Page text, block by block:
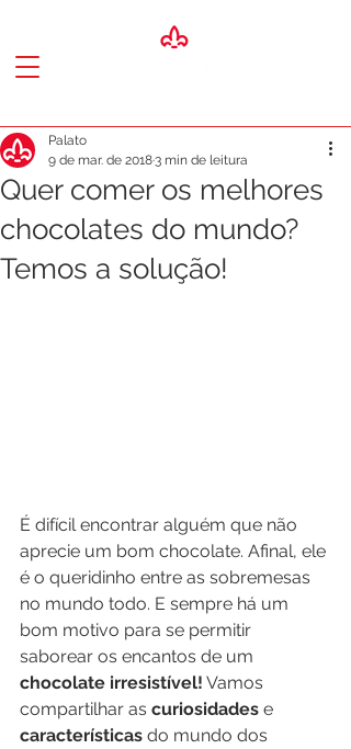
Quer comer os melhores
chocolates do mundo?
Temos a solução!
Palato
9 de mar. de 20183 min de leitura
É difícil encontrar alguém que não
aprecie um bom chocolate. Afinal, ele
é o queridinho entre as sobremesas
no mundo todo. E sempre há um
bom motivo para se permitir
saborear os encantos de um
chocolate irresistível! Vamos
compartilhar as curiosidades e
características do mundo dos